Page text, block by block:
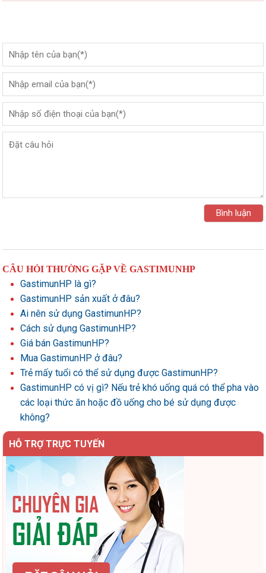
CÂU HỎI THƯỜNG GẶP VỀ GASTIMUNHP
GastimunHP là gì?
GastimunHP sản xuất ở đâu?
Ai nên sử dụng GastimunHP?
Cách sử dụng GastimunHP?
Giá bán GastimunHP?
Mua GastimunHP ở đâu?
Trẻ mấy tuổi có thể sử dụng được GastimunHP?
GastimunHP có vị gì? Nếu trẻ khó uống quá có thể pha vào
các loại thức ăn hoặc đồ uống cho bé sử dụng được
không?
HỖ TRỢ TRỰC TUYẾN